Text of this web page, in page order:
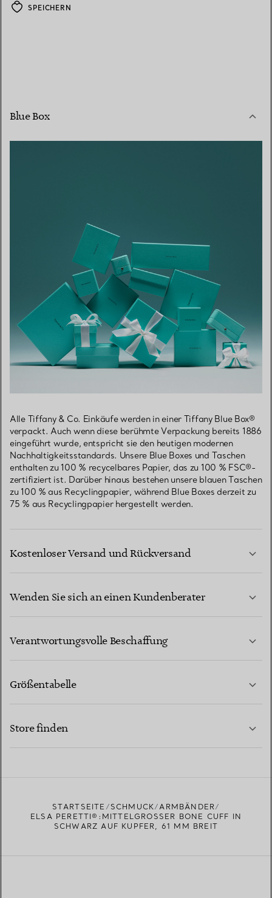
SPEICHERN
Blue Box
Alle Tiffany & Co. Einkäufe werden in einer Tiffany Blue Box®
verpackt. Auch wenn diese berühmte Verpackung bereits 1886
eingeführt wurde, entspricht sie den heutigen modernen
Nachhaltigkeitsstandards. Unsere Blue Boxes und Taschen
enthalten zu 100 % recycelbares Papier, das zu 100 % FSC®-
zertifiziert ist. Darüber hinaus bestehen unsere blauen Taschen
zu 100 % aus Recyclingpapier, während Blue Boxes derzeit zu
75 % aus Recyclingpapier hergestellt werden.
Kostenloser Versand und Rückversand
Wenden Sie sich an einen Kundenberater
Verantwortungsvolle Beschaffung
Größentabelle
Store finden
STARTSEITE SCHMUCK
ARMBÄNDER
ELSA PERETTI®:MITTELGROSSER BONE CUFF IN S
CHWARZ AUF KUPFER, 61 MM BREIT